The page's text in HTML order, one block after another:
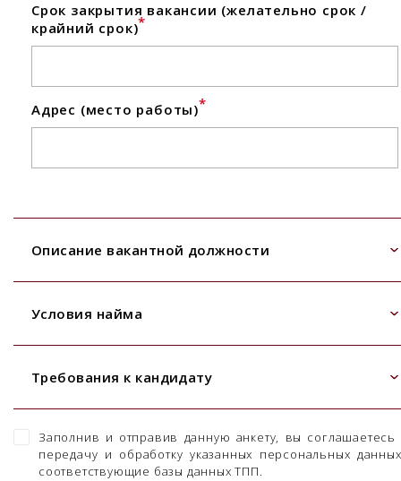
Срок закрытия вакансии (желательно срок /
крайний срок)*
Адрес (место работы)*
Описание вакантной должности
Условия найма
Требования к кандидату
Заполнив и отправив данную анкету, вы соглашаетесь
передачу и обработку указанных персональных
соответствующие базы данных ТПП.